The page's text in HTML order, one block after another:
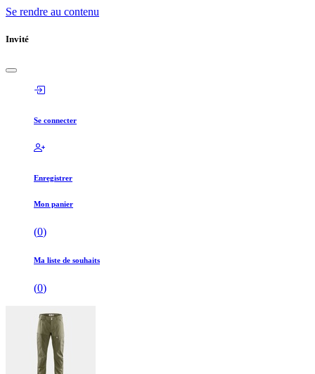
Se rendre au contenu
Invité
Se connecter
Enregistrer
Mon panier
(0)
Ma liste de souhaits
(0)